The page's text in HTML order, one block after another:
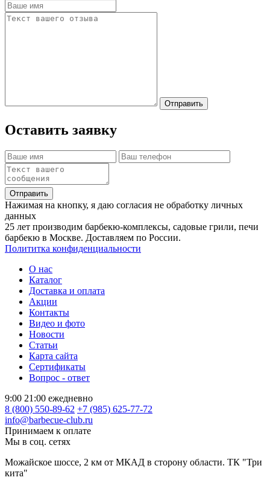
Отправить
Оставить заявку
Отправить
Нажимая на кнопку, я даю согласия не обработку личных
данных
25 лет производим барбекю-комплексы, садовые грили, печи
барбекю в Москве. Доставляем по России.
Полититка конфиденциальности
О нас
Каталог
Доставка и оплата
Акции
Контакты
Видео и фото
Новости
Статьи
Карта сайта
Сертификаты
Вопрос - ответ
9:00 21:00 ежедневно
8 (800) 550-89-62 +7 (985) 625-77-72
info@barbecue-club.ru
Принимаем к оплате
Мы в соц. сетях
Можайское шоссе, 2 км от МКАД в сторону области. ТК "Три
кита"